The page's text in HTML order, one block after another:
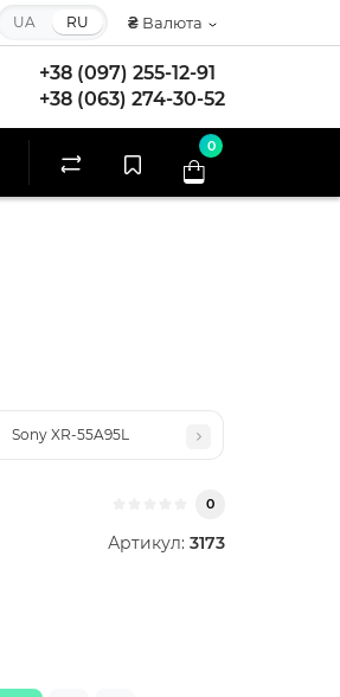
₴ Валюта
UA RU
+38 (097) 255-12-91
+38 (063) 274-30-52
0
Sony XR-55A95L
0
Артикул: 3173